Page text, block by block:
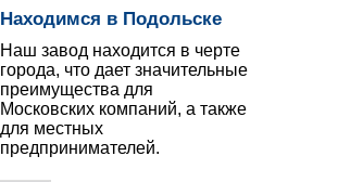
Находимся в Подольске
Наш завод находится в черте
города, что дает значительные
преимущества для
Московских компаний, а также
для местных
предпринимателей.